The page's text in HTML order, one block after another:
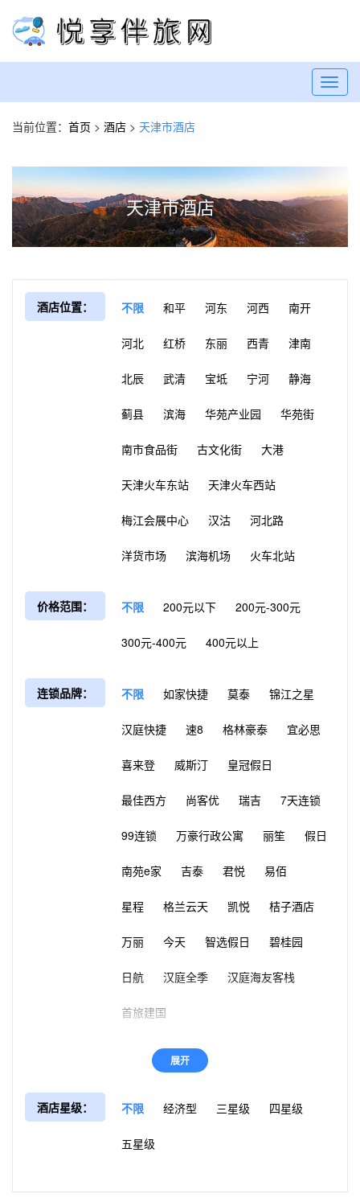
当前位置： 首页 > 酒店 > 天津市酒店
天津市酒店
酒店位置： 不限 和平 河东 河西 南开
河北 红桥 东丽 西青 津南
北辰 武清 宝坻 宁河 静海
蓟县 滨海 华苑产业园 华苑街
南市食品街 古文化街 大港
天津火车东站 天津火车西站
梅江会展中心 汉沽 河北路
洋货市场 滨海机场 火车北站
价格范围： 不限 200元以下 200元-300元
300元-400元 400元以上
连锁品牌： 不限 如家快捷 莫泰 锦江之星
汉庭快捷 速8 格林豪泰 宜必思
喜来登 威斯汀 皇冠假日
最佳西方 尚客优 瑞吉 7天连锁
99连锁 万豪行政公寓 丽笙 假日
南苑e家 吉泰 君悦 易佰
星程 格兰云天 凯悦 桔子酒店
万丽 今天 智选假日 碧桂园
日航 汉庭全季 汉庭海友客栈
首旅建国
展开
酒店星级： 不限 经济型 三星级 四星级
五星级